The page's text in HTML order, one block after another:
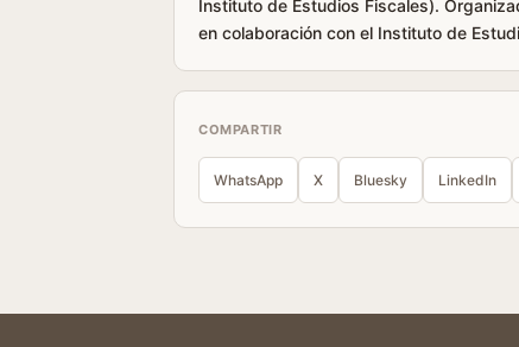
Instituto de Estudios Fiscales).
en colaboración con el Instituto de
COMPARTIR
WhatsApp X Bluesky LinkedIn